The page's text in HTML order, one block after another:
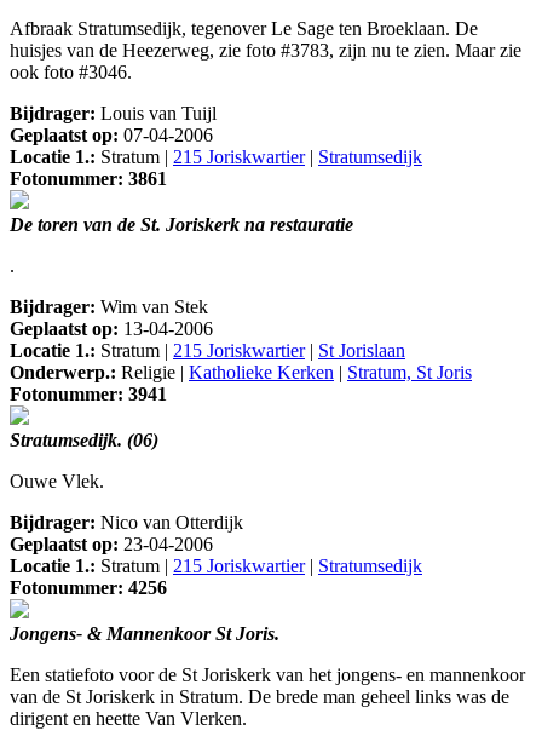
Afbraak Stratumsedijk, tegenover Le Sage ten Broeklaan. De
huisjes van de Heezerweg, zie foto #3783, zijn nu te zien. Maar zie
ook foto #3046.
Bijdrager: Louis van Tuijl
Geplaatst op: 07-04-2006
Locatie 1.: Stratum | 215 Joriskwartier| Stratumsedijk
Fotonummer: 3861
De toren van de St. Joriskerk na restauratie
.
Bijdrager: Wim van Stek
Geplaatst op: 13-04-2006
Locatie 1.: Stratum | 215 Joriskwartier| St Jorislaan
Onderwerp.: Religie | Katholieke Kerken | Stratum, St Joris
Fotonummer: 3941
Stratumsedijk. (06)
Ouwe Vlek.
Bijdrager: Nico van Otterdijk
Geplaatst op: 23-04-2006
Locatie 1.: Stratum | 215 Joriskwartier| Stratumsedijk
Fotonummer: 4256
Jongens- & Mannenkoor St Joris.
Een statiefoto voor de St Joriskerk van het jongens- en mannenkoor
van de St Joriskerk in Stratum. De brede man geheel links was de
dirigent en heette Van Vlerken.